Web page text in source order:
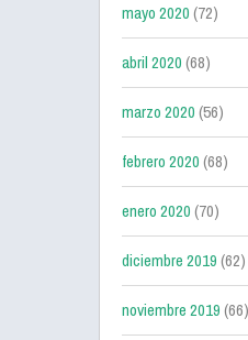
mayo 2020(72)
abril 2020(68)
marzo 2020(56)
febrero 2020(68)
enero 2020(70)
diciembre 2019(62)
noviembre 2019(66)